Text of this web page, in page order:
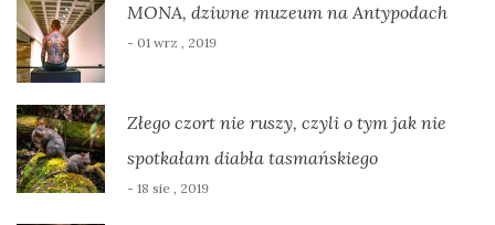
MONA, dziwne muzeum na Antypodach
- 01 wrz , 2019
Złego czort nie ruszy, czyli o tym jak nie
spotkałam diabła tasmańskiego
- 18 sie , 2019